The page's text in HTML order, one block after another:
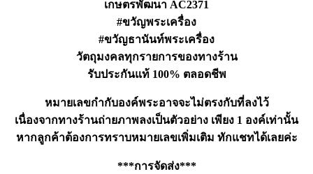
เกษตรพัฒนา AC2371
#ขวัญพระเครื่อง
#ขวัญธานันท์พระเครื่อง
วัตถุมงคลทุกรายการของทางร้าน
รับประกันแท้ 100% ตลอดชีพ
หมายเลขกำกับองค์พระอาจจะไม่ตรงกับที่ลงไว้
เนื่องจากทางร้านถ่ายภาพลงเป็นตัวอย่าง เพียง 1 องค์เท่านั้น
หากลูกค้าต้องการทราบหมายเลขเพิ่มเติม ทักแชทได้เลยค่ะ
***การจัดส่ง***